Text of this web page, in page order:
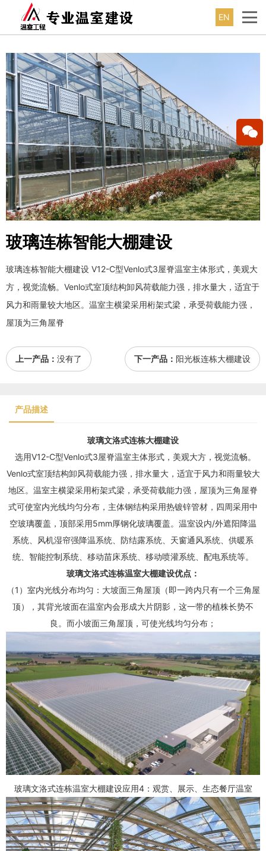
EN
玻璃连栋智能大棚建设
玻璃连栋智能大棚建设 V12-C型Venlo式3屋脊温室主体形式，美观大
方，视觉流畅。Venlo式室顶结构卸风荷载能力强，排水量大，适宜于
风力和雨量较大地区。温室主横梁采用桁架式梁，承受荷载能力强，
屋顶为三角屋脊
上一产品： 没有了 下一产品： 阳光板连栋大棚建设
产品描述
玻璃文洛式连栋大棚建设
选用V12-C型Venlo式3屋脊温室主体形式，美观大方，视觉流畅。
Venlo式室顶结构卸风荷载能力强，排水量大，适宜于风力和雨量较大
地区。温室主横梁采用桁架式梁，承受荷载能力强，屋顶为三角屋脊
式可使室内光线均匀分布，主体钢结构采用热镀锌管材，四周采用中
空玻璃覆盖，顶部采用5mm厚钢化玻璃覆盖。温室设内/外遮阳降温
系统、风机湿帘强降温系统、防结露系统、天窗通风系统、供暖系
统、智能控制系统、移动苗床系统、移动喷灌系统、配电系统等。
玻璃文洛式连栋温室大棚建设优点：
（1）室内光线分布均匀：大坡面三角屋顶（即一跨内只有一个三角屋
顶），其背光坡面在温室内会形成大片阴影，这一带的植株长势不
良。而小坡面三角屋顶，可使光线均匀分布；
玻璃文洛式连栋温室大棚建设应用4：观赏、展示、生态餐厅温室